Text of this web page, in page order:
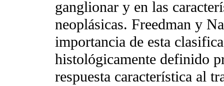
ganglionar y en las
neoplásicas. Freedman y
importancia de esta
histológicamente definido
respuesta característica al